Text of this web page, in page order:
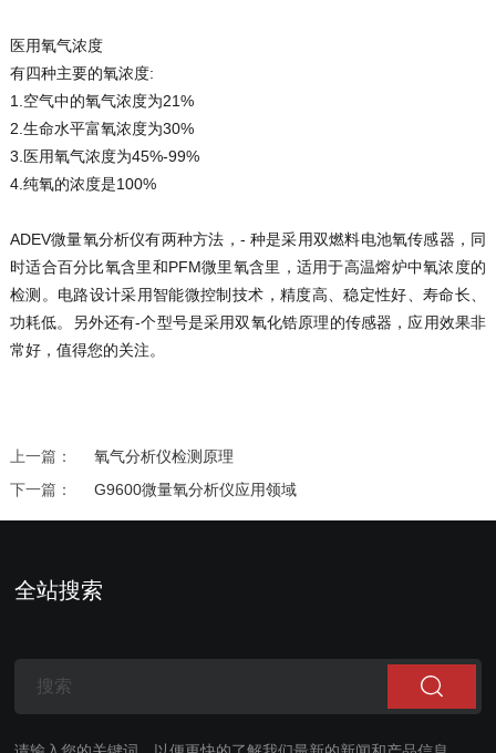
医用氧气浓度
有四种主要的氧浓度:
1.空气中的氧气浓度为21%
2.生命水平富氧浓度为30%
3.医用氧气浓度为45%-99%
4.纯氧的浓度是100%
ADEV微量氧分析仪有两种方法，- 种是采用双燃料电池氧传感器，同
时适合百分比氧含里和PFM微里氧含里，适用于高温熔炉中氧浓度的
检测。电路设计采用智能微控制技术，精度高、稳定性好、寿命长、
功耗低。另外还有-个型号是采用双氧化锆原理的传感器，应用效果非
常好，值得您的关注。
上一篇：
氧气分析仪检测原理
下一篇：
G9600微量氧分析仪应用领域
全站搜索